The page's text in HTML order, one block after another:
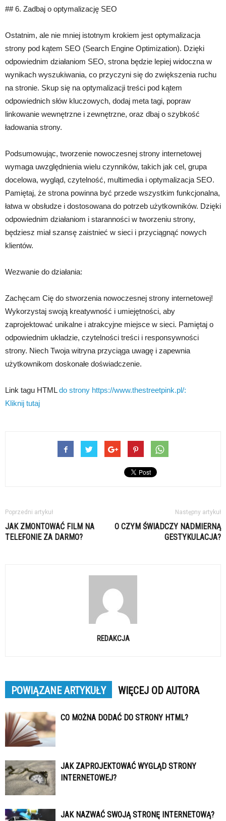
## 6. Zadbaj o optymalizację SEO
Ostatnim, ale nie mniej istotnym krokiem jest optymalizacja
strony pod kątem SEO (Search Engine Optimization). Dzięki
odpowiednim działaniom SEO, strona będzie lepiej widoczna w
wynikach wyszukiwania, co przyczyni się do zwiększenia ruchu
na stronie. Skup się na optymalizacji treści pod kątem
odpowiednich słów kluczowych, dodaj meta tagi, popraw
linkowanie wewnętrzne i zewnętrzne, oraz dbaj o szybkość
ładowania strony.
Podsumowując, tworzenie nowoczesnej strony internetowej
wymaga uwzględnienia wielu czynników, takich jak cel, grupa
docelowa, wygląd, czytelność, multimedia i optymalizacja SEO.
Pamiętaj, że strona powinna być przede wszystkim funkcjonalna,
łatwa w obsłudze i dostosowana do potrzeb użytkowników. Dzięki
odpowiednim działaniom i staranności w tworzeniu strony,
będziesz miał szansę zaistnieć w sieci i przyciągnąć nowych
klientów.
Wezwanie do działania:
Zachęcam Cię do stworzenia nowoczesnej strony internetowej!
Wykorzystaj swoją kreatywność i umiejętności, aby
zaprojektować unikalne i atrakcyjne miejsce w sieci. Pamiętaj o
odpowiednim układzie, czytelności treści i responsywności
strony. Niech Twoja witryna przyciąga uwagę i zapewnia
użytkownikom doskonałe doświadczenie.
Link tagu HTMLdo strony https://www.thestreetpink.pl/:
Kliknij tutaj
Poprzedni artykuł
JAK ZMONTOWAĆ FILM NA
TELEFONIE ZA DARMO?
Następny artykuł
O CZYM ŚWIADCZY NADMIERNĄ
GESTYKULACJA?
REDAKCJA
POWIĄZANE ARTYKUŁY WIĘCEJ OD AUTORA
CO MOŻNA DODAĆ DO STRONY HTML?
JAK ZAPROJEKTOWAĆ WYGLĄD STRONY
INTERNETOWEJ?
JAK NAZWAĆ SWOJĄ STRONĘ INTERNETOWĄ?